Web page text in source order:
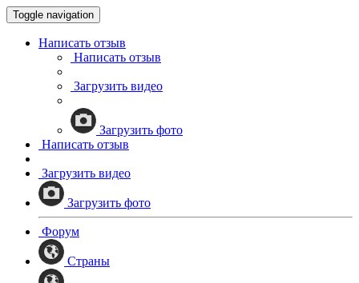
Toggle navigation
Написать отзыв
Написать отзыв
Загрузить видео
Загрузить фото
Написать отзыв
Загрузить видео
Загрузить фото
Форум
Страны